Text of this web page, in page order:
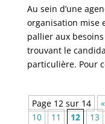
Au sein d’une
organisation mise
pallier aux
trouvant le
particulière. Pour
Page 12 sur 14
10
11 12 13